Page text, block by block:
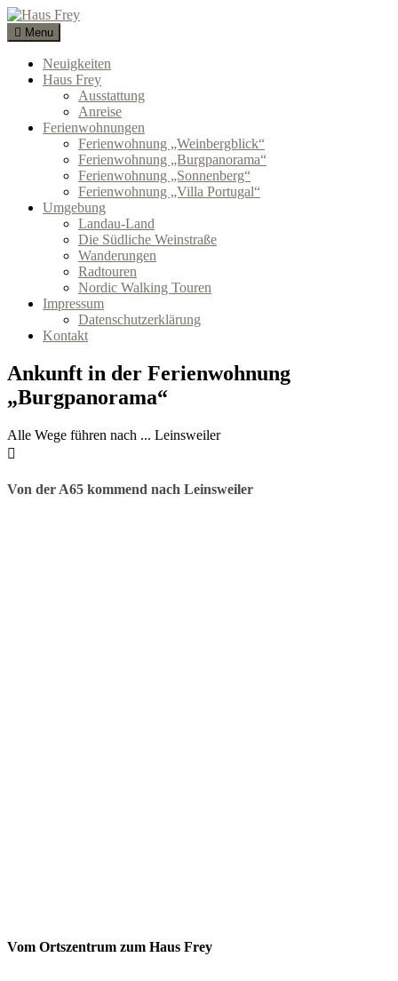
Skip
to
content
Haus Frey
NATUR GENUSS GEMÜTLICHKEIT
Menu
Neuigkeiten
Haus Frey
Ausstattung
Anreise
Ferienwohnungen
Ferienwohnung „Weinbergblick“
Ferienwohnung „Burgpanorama“
Ferienwohnung „Sonnenberg“
Ferienwohnung „Villa Portugal“
Umgebung
Landau-Land
Die Südliche Weinstraße
Wanderungen
Radtouren
Nordic Walking Touren
Impressum
Datenschutzerklärung
Kontakt
Ankunft in der Ferienwohnung
„Burgpanorama“
Alle Wege führen nach ... Leinsweiler
Von der A65 kommend nach Leinsweiler
Vom Ortszentrum zum Haus Frey